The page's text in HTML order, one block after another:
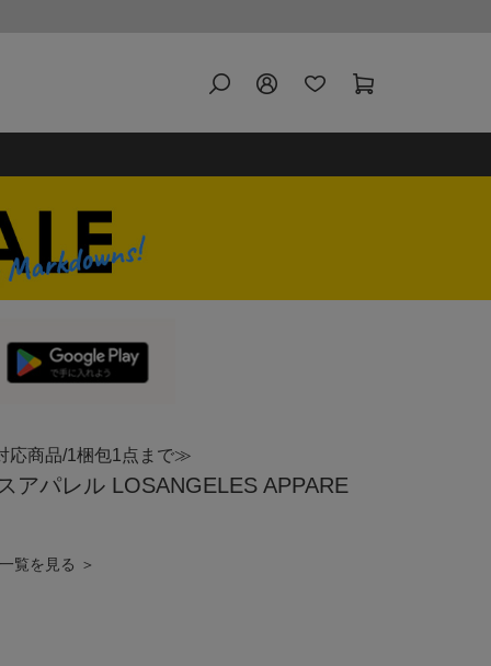
応商品/1梱包1点まで≫
スアパレル LOSANGELES APPARE
覧を見る ＞